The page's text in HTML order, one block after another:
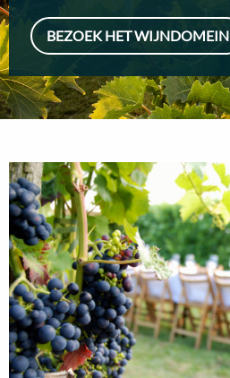
BEZOEK HET WIJNDOMEIN